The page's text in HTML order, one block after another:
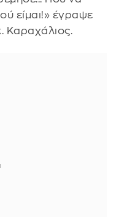
είμαι!» έγραψε
Καραχάλιος.